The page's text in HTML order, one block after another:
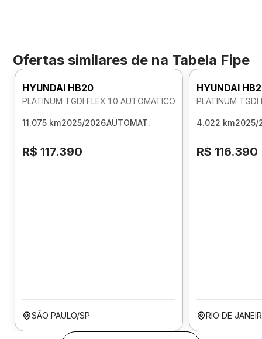
Ofertas similares de na Tabela Fipe
HYUNDAI HB20
PLATINUM TGDI FLEX 1.0 AUTOMATICO
11.075 km2025/2026AUTOMAT.
R$ 117.390
SÃO PAULO/SP
HYUNDAI
PLATINUM TGDI
4.022 km2025/
R$ 116.390
RIO DE